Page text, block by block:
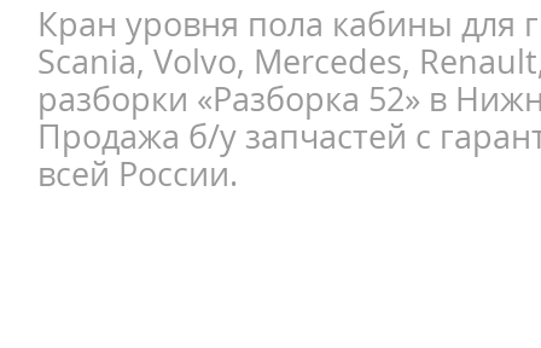
Кран уровня пола кабины для
Scania, Volvo, Mercedes,
разборки «Разборка 52» в
Продажа б/у запчастей с
всей России.